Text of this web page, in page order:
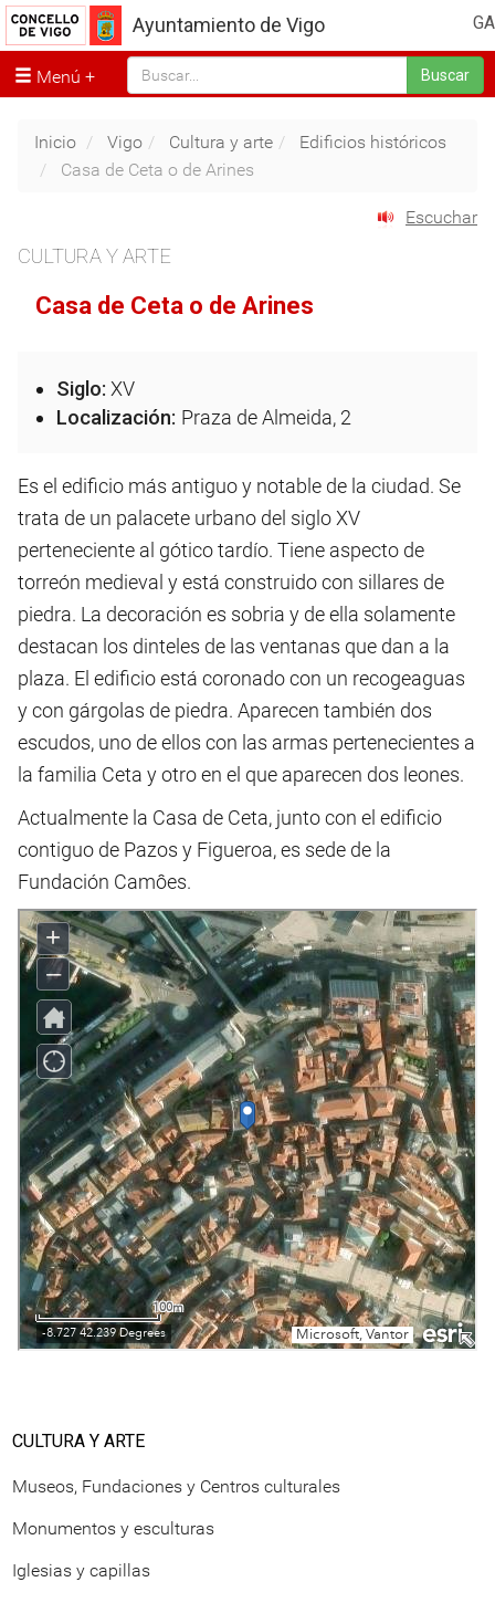
GA
Ayuntamiento de Vigo
Menú Buscar
Inicio Vigo Cultura y arte
Edificios históricos
Casa de Ceta o de Arines
Escuchar
CULTURA Y ARTE
Casa de Ceta o de Arines
Siglo: XV
Localización: Praza de Almeida, 2
Es el edificio más antiguo y notable de la ciudad. Se
trata de un palacete urbano del siglo XV
perteneciente al gótico tardío. Tiene aspecto de
torreón medieval y está construido con sillares de
piedra. La decoración es sobria y de ella solamente
destacan los dinteles de las ventanas que dan a la
plaza. El edificio está coronado con un recogeaguas
y con gárgolas de piedra. Aparecen también dos
escudos, uno de ellos con las armas pertenecientes a
la familia Ceta y otro en el que aparecen dos leones.
Actualmente la Casa de Ceta, junto con el edificio
contiguo de Pazos y Figueroa, es sede de la
Fundación Camôes.
CULTURA Y ARTE
Museos, Fundaciones y Centros culturales
Monumentos y esculturas
Iglesias y capillas